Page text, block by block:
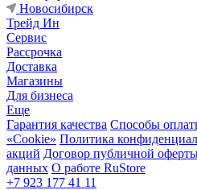
Новосибирск
Трейд Ин
Сервис
Рассрочка
Доставка
Магазины
Для бизнеса
Еще
Гарантия качества Способы
«Cookie» Политика
акций Договор публичной
данных О работе RuStore
+7 923 177 41 11